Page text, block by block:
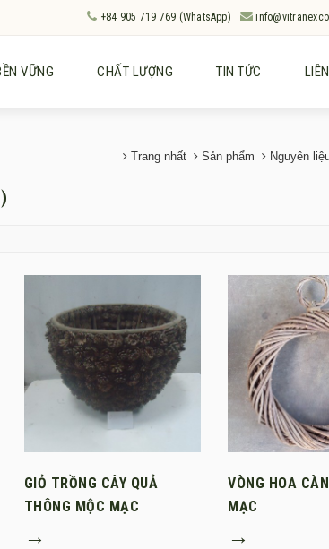
+84 905 719 769 (WhatsApp)
VỮNG CHẤT LƯỢNG TIN TỨC
Trang nhất Sản phẩm Nguyên
GIỎ TRỒNG CÂY QUẢ
THÔNG MỘC MẠC
→
VÒNG HOA
MẠC
→